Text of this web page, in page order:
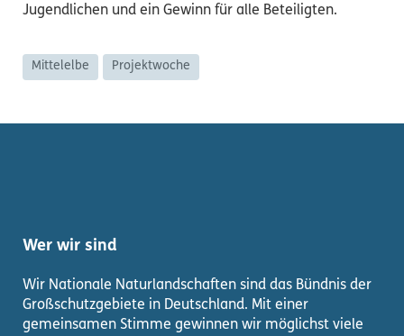
Jugendlichen und ein Gewinn für alle Beteiligten.
Mittelelbe Projektwoche
Wer wir sind
Wir Nationale Naturlandschaften sind das Bündnis der
Großschutzgebiete in Deutschland. Mit einer
gemeinsamen Stimme gewinnen wir möglichst viele